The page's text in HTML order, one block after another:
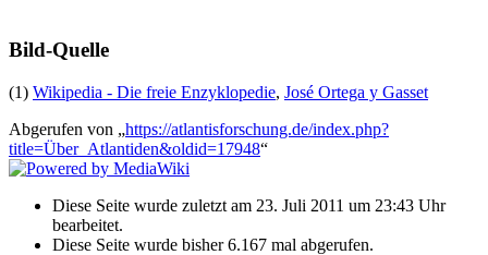
Bild-Quelle
(1) Wikipedia - Die freie Enzyklopedie, José Ortega y Gasset
Abgerufen von „https://atlantisforschung.de/index.php?
title=Über_Atlantiden&oldid=17948“
Diese Seite wurde zuletzt am 23. Juli 2011 um 23:43 Uhr
bearbeitet.
Diese Seite wurde bisher 6.167 mal abgerufen.